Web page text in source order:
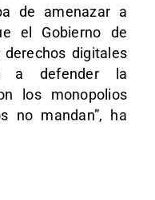
de amenazar a
el Gobierno de
digitales
a defender la
los monopolios
no mandan”, ha